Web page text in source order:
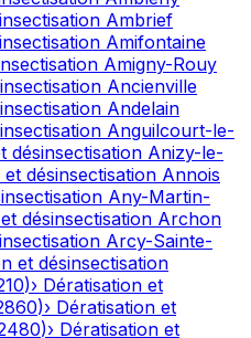
Ambrief
Amifontaine
Amigny-Rouy
Ancienville
Andelain
Anguilcourt-le-
désinsectisation Anizy-le-
désinsectisation Annois
Any-Martin-
désinsectisation Archon
Arcy-Sainte-
et désinsectisation
)› Dératisation et
)› Dératisation et
)› Dératisation et